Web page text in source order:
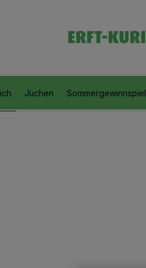
Jüchen Sommergewinnspiel